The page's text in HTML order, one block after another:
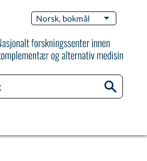
Norsk, bokmål List flere